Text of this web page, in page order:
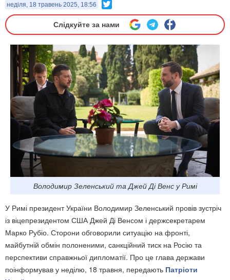
неділя, 18 травень 2025, 18:56
Слідкуйте за нами
Володимир Зеленський та Джей Ді Венс у Римі
У Римі президент України Володимир Зеленський провів зустріч
із віцепрезидентом США Джей Ді Венсом і держсекретарем
Марко Рубіо. Сторони обговорили ситуацію на фронті,
майбутній обмін полоненими, санкційний тиск на Росію та
перспективи справжньої дипломатії. Про це глава держави
поінформував у неділю, 18 травня, передають Патріоти